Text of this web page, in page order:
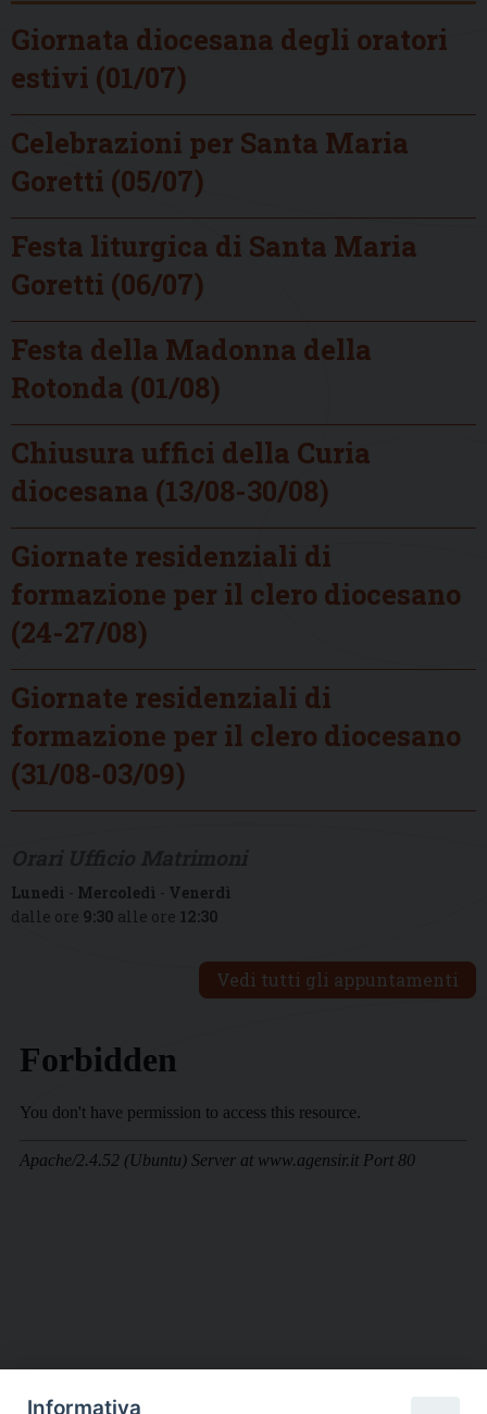
Giornata diocesana degli oratori
estivi (01/07)
Celebrazioni per Santa Maria
Goretti (05/07)
Festa liturgica di Santa Maria
Goretti (06/07)
Festa della Madonna della
Rotonda (01/08)
Chiusura uffici della Curia
diocesana (13/08-30/08)
Giornate residenziali di
formazione per il clero diocesano
(24-27/08)
Giornate residenziali di
formazione per il clero diocesano
(31/08-03/09)
Lunedì - Mercoledì - Venerdì
dalle ore 9:30 alle ore 12:30
Vedi tutti gli appuntamenti
Informativa